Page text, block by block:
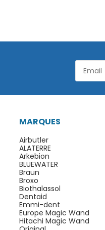
MARQUES
Airbutler
ALATERRE
Arkebion
BLUEWATER
Braun
Broxo
Biothalassol
Dentaid
Emmi-dent
Europe Magic Wand
Hitachi Magic Wand